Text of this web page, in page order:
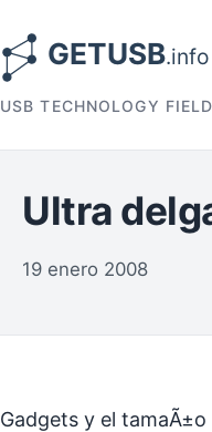
USB TECHNOLOGY
Ultra
19 enero 2008
Gadgets y el